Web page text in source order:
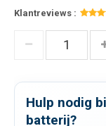
Klantreviews :
Hulp nodig
batterij?